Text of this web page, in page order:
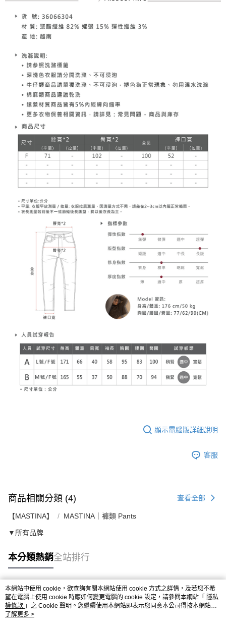
顯示電腦版詳細說明
客服
商品相關分類 (4) 查看全部
【MASTINA】 MASTINA｜褲類 Pants
▼所有品牌
本分類熱銷全站排行
熱門標籤
本網站中使用 cookie，欲查詢有關本網站使用 cookie 方式之詳情，及若您不希
望在電腦上使用 cookie 時應如何變更電腦的 cookie 設定，請參閱本網站「 隱私
權條款 」之 Cookie 聲明。您繼續使用本網站即表示您同意本公司得按本網站使
用條款之 Cookie 聲明使用 cookie。
了解更多 >